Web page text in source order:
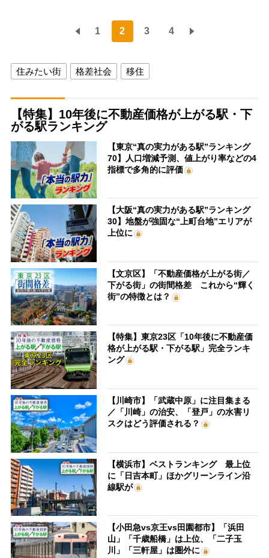
1 2 3 4
住みたい街 格差社会 移住
【特集】10年後に不動産価格が上がる駅・下
がる駅ランキング
【東京“真の実力がある駅”ランキング
70】人口増減予測、値上がり率などの4
指標で多角的に評価
【大阪“真の実力がある駅”ランキング
30】地盤が強固な“上町台地”エリアが
上位に
【文京区】「不動産価格が上がる街／
下がる街」の街間格差 これから“輝く
街”の特徴とは？
【特集】東京23区「10年後に不動産価
格が上がる駅・下がる駅」完全ランキ
ング
【川崎市】「武蔵中原」に注目集まる
／「川崎」の治安、「登戸」の水害リ
スクはどう評価される？
【横浜市】ベストランキング 最上位
に「日吉本町」ほかグリーンライン沿
線駅が
【小田急vs京王vs田園都市】「浜田
山」「千歳船橋」は上位、「二子玉
川」「三軒屋」は圏外に